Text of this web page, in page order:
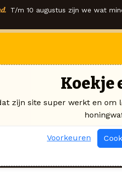
T/m 10 augustus zijn we wat
Koekje
zijn site super werkt en
Voorkeuren